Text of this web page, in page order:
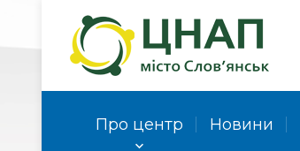
Про центр Новини